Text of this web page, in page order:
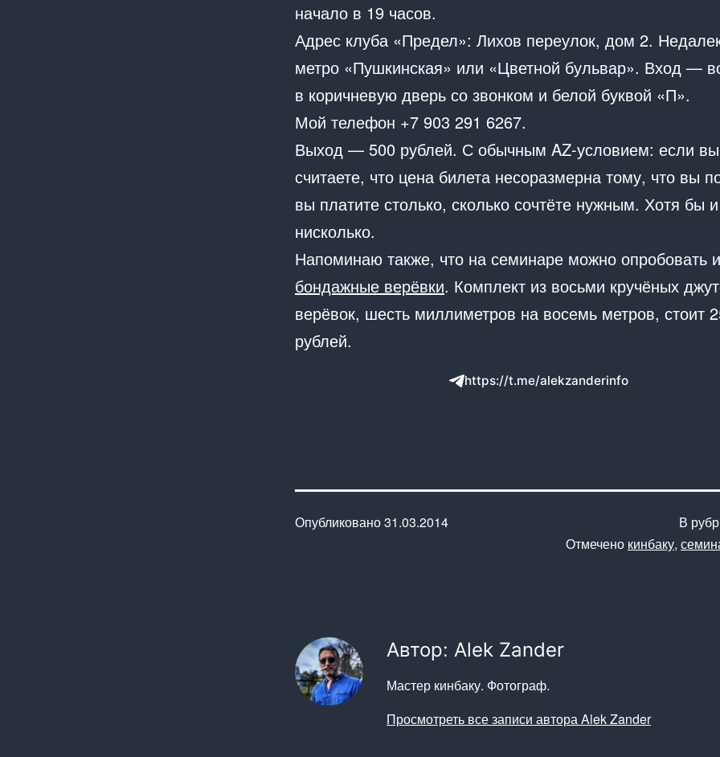
начало в 19 часов.
Адрес клуба «Предел»: Лихов переулок, дом 2.
метро «Пушкинская» или «Цветной бульвар». Вход —
в коричневую дверь со звонком и белой буквой «П».
Мой телефон +7 903 291 6267.
Выход — 500 рублей. С обычным AZ-условием: если вы
считаете, что цена билета несоразмерна тому, что вы
вы платите столько, сколько сочтёте нужным. Хотя бы и
нисколько.
Напоминаю также, что на семинаре можно опробовать
бондажные верёвки. Комплект из восьми кручёных
верёвок, шесть миллиметров на восемь метров, стоит
рублей.
https://t.me/alekzanderinfo
Опубликовано31.03.2014 В
Отмечено кинбаку,
Автор: Alek Zander
Мастер кинбаку. Фотограф.
Просмотреть все записи автора Alek Zander